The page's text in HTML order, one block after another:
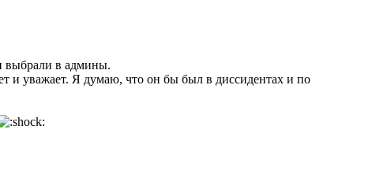
выбрали в админы.
и уважает. Я думаю, что он бы был в диссидентах и по